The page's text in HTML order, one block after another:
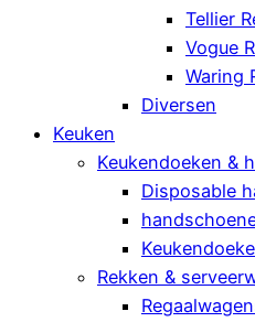
Tellier
Vogue
Waring
Diversen
Keuken
Keukendoeken &
Disposable
Rekken &